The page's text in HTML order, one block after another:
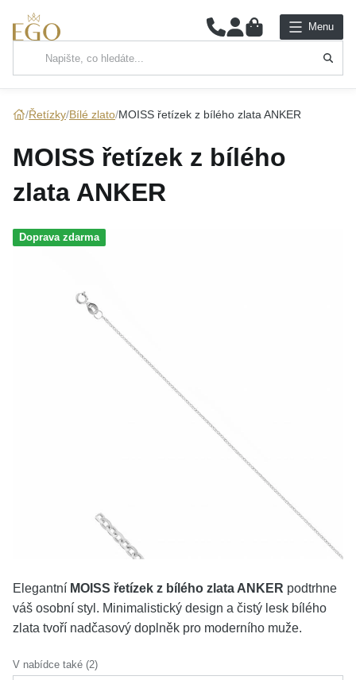
0 Menu
Hlavní kategorie
NÁUŠNICE
Slovensko
Řetízky Bílé zlato MOISS řetízek z bílého zlata ANKER
MOISS řetízek z bílého
zlata ANKER
Doprava zdarma
Elegantní MOISS řetízek z bílého zlata ANKER podtrhne
váš osobní styl. Minimalistický design a čistý lesk bílého
zlata tvoří nadčasový doplněk pro moderního muže.
V nabídce také (2)